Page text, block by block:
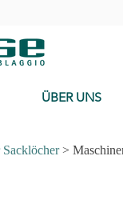
ÜBER UNS
Cerca
>